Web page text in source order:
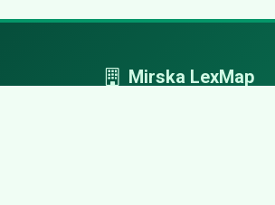
Mirska LexMap